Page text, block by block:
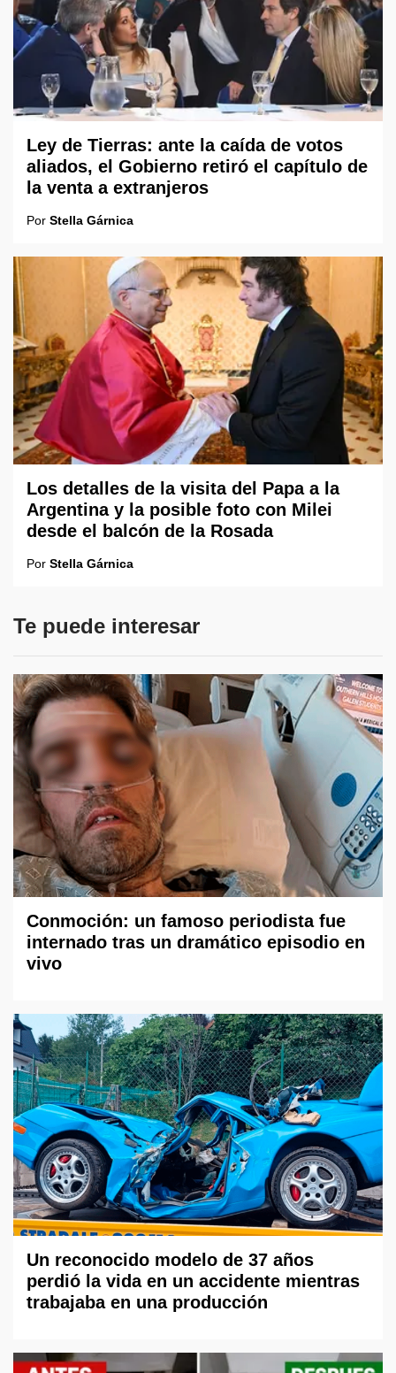
Ley de Tierras: ante la caída de votos
aliados, el Gobierno retiró el capítulo de
la venta a extranjeros
Por Stella Gárnica
Los detalles de la visita del Papa a la
Argentina y la posible foto con Milei
desde el balcón de la Rosada
Por Stella Gárnica
Te puede interesar
Conmoción: un famoso periodista fue
internado tras un dramático episodio en
vivo
Un reconocido modelo de 37 años
perdió la vida en un accidente mientras
trabajaba en una producción